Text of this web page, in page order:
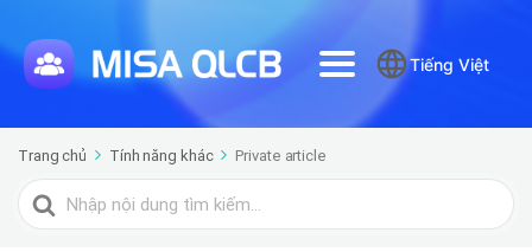
Tiếng Việt
Trang chủ Tính năng khác Private article
Tìm
kiếm